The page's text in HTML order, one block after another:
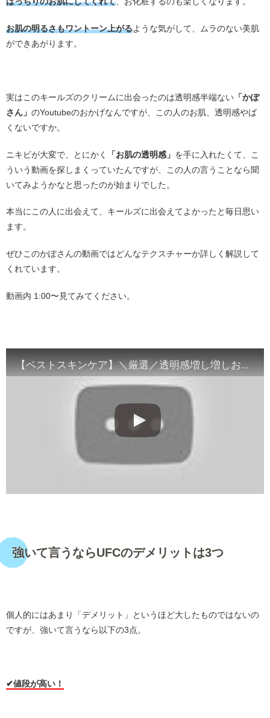
お肌の明るさもワントーン上がるような気がして、ムラのない美肌
ができあがります。
実はこのキールズのクリームに出会ったのは透明感半端ない 「かぽ
さん」 のYoutubeのおかげなんですが、この人のお肌、透明感やば
くないですか。
ニキビが大変で、とにかく 「お肌の透明感」 を手に入れたくて、こ
ういう動画を探しまくっていたんですが、この人の言うことなら聞
いてみようかなと思ったのが始まりでした。
本当にこの人に出会えて、キールズに出会えてよかったと毎日思い
ます。
ぜひこのかぽさんの動画ではどんなテクスチャーか詳しく解説して
くれています。
動画内 1:00〜見てみてください。
【ベストスキンケア】＼厳選／透明感増し増しおすすめスキンケアアイテム❗️❗️
強いて言うならUFCのデメリットは3つ
個人的にはあまり「デメリット」というほど大したものではないの
ですが、強いて言うなら以下の3点。
✔︎値段が高い！